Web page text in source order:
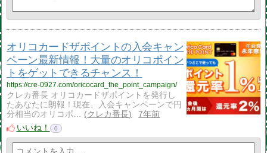
オリコカードザポイントの入会キャン
ペーン最新情報！大量のオリコポイン
トをゲットできるチャンス！
https://cre-0927.com/oricocard_the_point_campaign/
クレカ番長 オリコカードザポイントを発行し
たあなたに朗報！現在、入会キャンペーンで円
分相当のオリコポ…
クレカ番長
7年前
いいね！
0